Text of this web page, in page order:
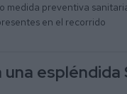
medida preventiva
en el recorrido
espléndida